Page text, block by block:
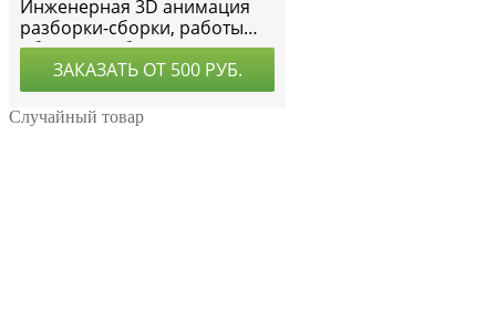
Случайный товар